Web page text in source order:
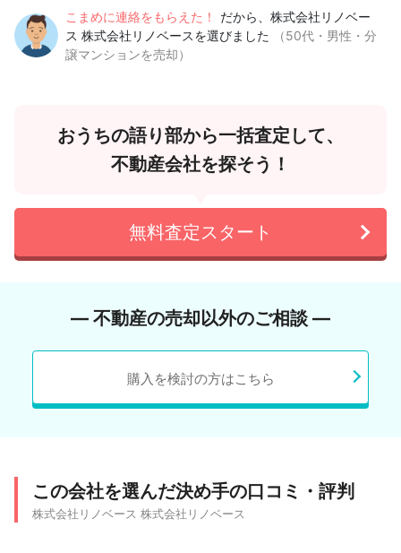
こまめに連絡をもらえた！
だから、株式会社リノベー
ス 株式会社リノベースを選びました
（50代・男性・分
譲マンションを売却）
おうちの語り部から一括査定して、
不動産会社を探そう！
無料査定スタート
― 不動産の売却以外のご相談 ―
購入を検討の方はこちら
この会社を選んだ決め手の口コミ・評判
株式会社リノベース 株式会社リノベース